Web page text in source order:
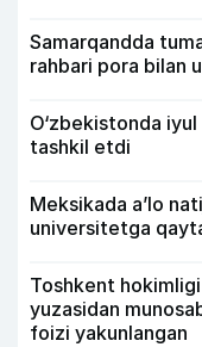
Samarqandda
rahbari pora bilan
O‘zbekistonda
tashkil etdi
Meksikada a’lo
universitetga
Toshkent
yuzasidan
foizi yakunlangan